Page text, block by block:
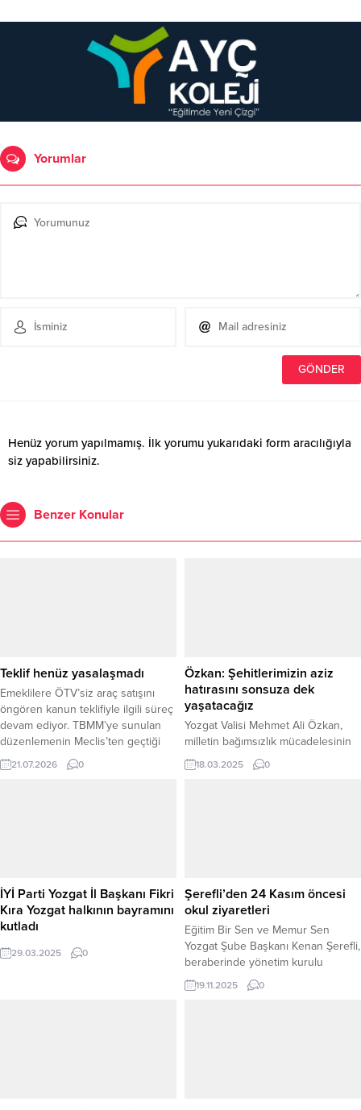
Yorumlar
Henüz yorum yapılmamış. İlk yorumu yukarıdaki form aracılığıyla
siz yapabilirsiniz.
Benzer Konular
Teklif henüz yasalaşmadı
Emeklilere ÖTV’siz araç satışını
öngören kanun teklifiyle ilgili süreç
devam ediyor. TBMM’ye sunulan
düzenlemenin Meclis’ten geçtiği
yönündeki iddiaların gerçeği
yansıtmadığı belirtilirken, şu an için
Tokat Milletvekili...
21.07.2026 0
Özkan: Şehitlerimizin aziz
hatırasını sonsuza dek
yaşatacağız
Yozgat Valisi Mehmet Ali Özkan,
milletin bağımsızlık mücadelesinin
simgesi olan Çanakkale Zaferi’nin,
Türk milletinin inanç ve kararlılıkla
dolayısıyla Yozgat’ta çeşitli anma
programları düzenlendi. Etkinlikler,
Şehitler Anıtı’nda...
18.03.2025 0
İYİ Parti Yozgat İl Başkanı Fikri
Kıra Yozgat halkının bayramını
kutladı
29.03.2025 0
Şerefli’den 24 Kasım öncesi
okul ziyaretleri
Eğitim Bir Sen ve Memur Sen
Yozgat Şube Başkanı Kenan Şerefli,
beraberinde yönetim kurulu
üyeleriyle birlikte yaklaşan 24
Kasım Öğretmenler Günü
19.11.2025 0